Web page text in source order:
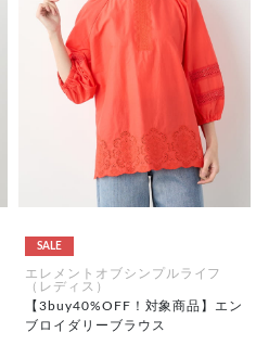
SALE
エレメントオブシンプルライフ
（レディス）
【3buy40%OFF！対象商品】エン
ブロイダリーブラウス